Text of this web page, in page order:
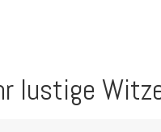
lustige